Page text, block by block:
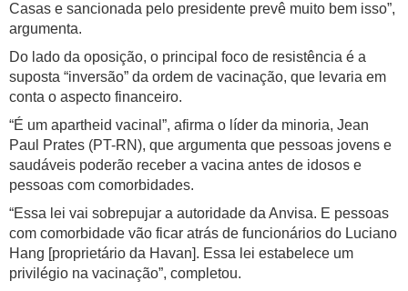
Casas e sancionada pelo presidente prevê muito bem isso”,
argumenta.
Do lado da oposição, o principal foco de resistência é a
suposta “inversão” da ordem de vacinação, que levaria em
conta o aspecto financeiro.
“É um apartheid vacinal”, afirma o líder da minoria, Jean
Paul Prates (PT-RN), que argumenta que pessoas jovens e
saudáveis poderão receber a vacina antes de idosos e
pessoas com comorbidades.
“Essa lei vai sobrepujar a autoridade da Anvisa. E pessoas
com comorbidade vão ficar atrás de funcionários do Luciano
Hang [proprietário da Havan]. Essa lei estabelece um
privilégio na vacinação”, completou.